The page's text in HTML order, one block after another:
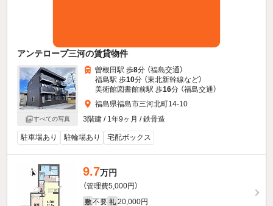
アンテロープ三河の賃貸物件
すべての写真
曽根田駅 歩8分 （福島交通）
福島駅 歩10分 （東北新幹線など）
美術館図書館前駅 歩16分 （福島交通）
福島県福島市三河北町14-10
3階建 / 1年9ヶ月 / 鉄骨造
駐車場あり 駐輪場あり 宅配ボックス
9.7万円
（管理費5,000円）
敷 不要 礼 20,000円